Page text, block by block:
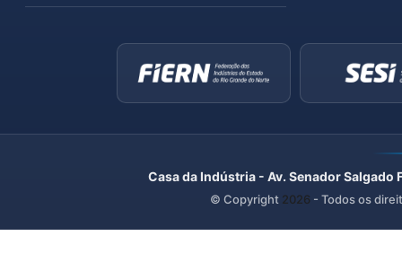
Casa da Indústria - Av. Senador
© Copyright 2026 - Todos os